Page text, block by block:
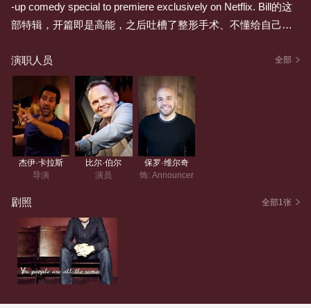
-up comedy special to premiere exclusively on Netflix. Bill的这
部特辑，开篇即是高能，之后吐槽了整形手术、不懂给自己涂
槽了他心中的英雄豪杰是怎么落寞的。 最犀利的部分当然是吐
槽他和自己女票的生活，差点被女票打得脑震荡，给大家透露
了如何和女人吵架必胜的秘籍。
演职人员 全部
杰伊·卡拉斯
导演
比尔·伯尔
演员
保罗·维尔奇
饰: Announcer
剧照 全部1张